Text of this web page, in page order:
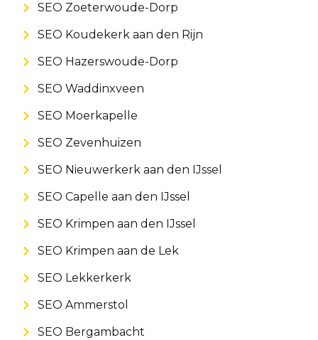
SEO Zoeterwoude-Dorp
SEO Koudekerk aan den Rijn
SEO Hazerswoude-Dorp
SEO Waddinxveen
SEO Moerkapelle
SEO Zevenhuizen
SEO Nieuwerkerk aan den IJssel
SEO Capelle aan den IJssel
SEO Krimpen aan den IJssel
SEO Krimpen aan de Lek
SEO Lekkerkerk
SEO Ammerstol
SEO Bergambacht